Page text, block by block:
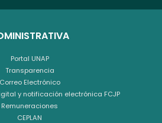
Portal UNAP
Transparencia
Correo Electrónico
y notificación electrónica FCJP
Remuneraciones
CEPLAN